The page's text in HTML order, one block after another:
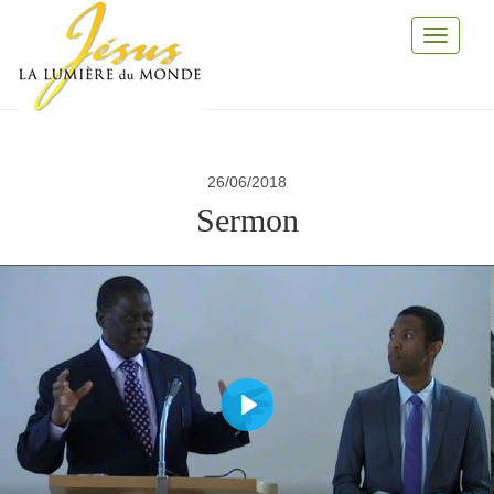
Toggle
26/06/2018
Sermon
Play